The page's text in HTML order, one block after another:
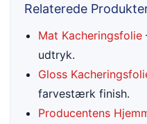
Relaterede
Mat Kacheringsfolie
udtryk.
Gloss
farvestærk finish.
Producentens